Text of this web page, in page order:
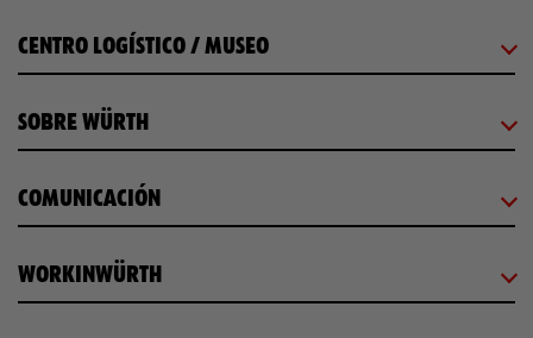
CENTRO LOGÍSTICO / MUSEO
SOBRE WÜRTH
COMUNICACIÓN
WORKINWÜRTH